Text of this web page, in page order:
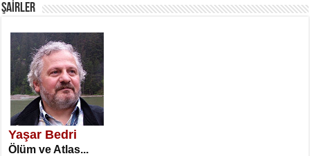
SATILMIŞ ÜMİT ÇETİNKAYA
Erkenlik...
ŞAİRLER
Yaşar Bedri
Ölüm ve Atlas...